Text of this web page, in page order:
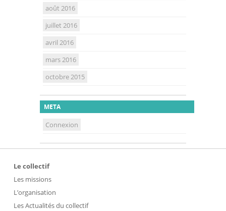
août 2016
juillet 2016
avril 2016
mars 2016
octobre 2015
META
Connexion
Le collectif
Les missions
L’organisation
Les Actualités du collectif